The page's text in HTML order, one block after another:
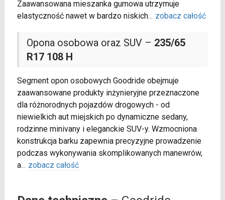
Zaawansowana mieszanka gumowa utrzymuje
elastyczność nawet w bardzo niskich... zobacz całość
Opona osobowa oraz SUV – 235/65
R17 108 H
Segment opon osobowych Goodride obejmuje
zaawansowane produkty inżynieryjne przeznaczone
dla różnorodnych pojazdów drogowych - od
niewielkich aut miejskich po dynamiczne sedany,
rodzinne minivany i eleganckie SUV-y. Wzmocniona
konstrukcja barku zapewnia precyzyjne prowadzenie
podczas wykonywania skomplikowanych manewrów,
a... zobacz całość